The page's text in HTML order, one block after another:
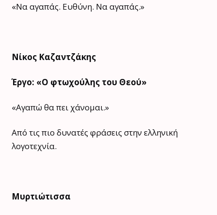
«Να αγαπάς. Ευθύνη. Να αγαπάς.»
Νίκος Καζαντζάκης
Έργο: «Ο φτωχούλης του Θεού»
«Αγαπώ θα πει χάνομαι.»
Από τις πιο δυνατές φράσεις στην ελληνική
λογοτεχνία.
Μυρτιώτισσα